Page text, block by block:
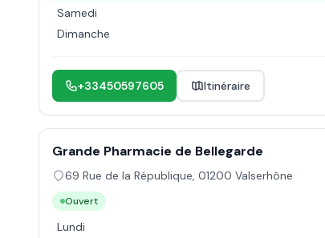
Samedi
Dimanche
+33450597605 Itinéraire
Grande Pharmacie de Bellegarde
69 Rue de la République, 01200 Valserhône
Ouvert
Lundi